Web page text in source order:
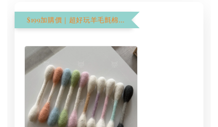
$199加購價｜超好玩羊毛氈棉花棒